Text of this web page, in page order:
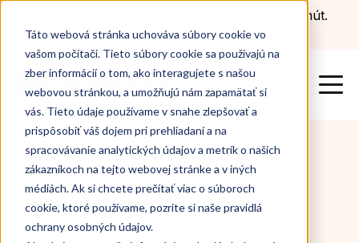
Táto webová stránka uchováva súbory cookie vo
vašom počítači. Tieto súbory cookie sa používajú na
zber informácií o tom, ako interagujete s našou
webovou stránkou, a umožňujú nám zapamätať si
vás. Tieto údaje používame v snahe zlepšovať a
prispôsobiť váš dojem pri prehliadaní a na
spracovávanie analytických údajov a metrík o našich
zákazníkoch na tejto webovej stránke a v iných
médiách. Ak si chcete prečítať viac o súboroch
cookie, ktoré používame, pozrite si naše pravidlá
ochrany osobných údajov.
Zistite svoju úroveň cudzieho jazyka za 15 minút.
Otestovať sa teraz
Blog